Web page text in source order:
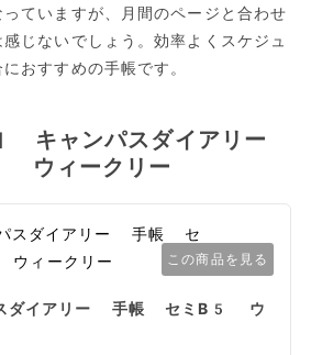
ていますが、月間のページと合わせ
じないでしょう。効率よくスケジュ
おすすめの手帳です。
キャンパスダイアリー
ィークリー
この商品を見る
ダイアリー 手帳 セミB5 ウ